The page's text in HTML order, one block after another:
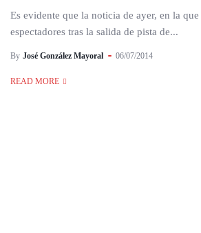
Es evidente que la noticia de ayer, en la
espectadores tras la salida de pista de...
By José González Mayoral 06/07/2014
READ MORE